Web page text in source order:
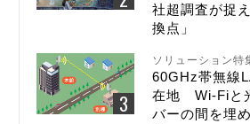
社超調査が捉
換点」
ソリューション特
60GHz帯無線
在地 Wi-Fiと
バーの間を埋